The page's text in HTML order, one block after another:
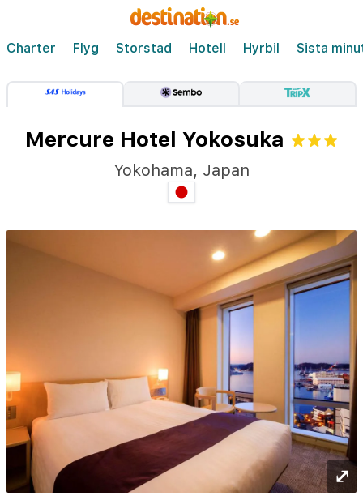
Charter Flyg Storstad Hotell Hyrbil Sista
Mercure Hotel Yokosuka
Yokohama, Japan
⤢